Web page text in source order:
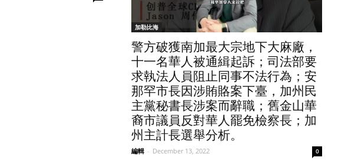
加勒比海
警方破獲南加最大宗地下大麻廠，
十一名華人被通緝起訴；司法部要
求執法人員阻止同事不法行為；安
那罕市長因涉賄賂案下臺，加州民
主黨秘書長涉案而辭職；舊金山華
裔市議員反對華人罷免檢察長；加
州主計長選舉分析。
編輯 - December 13, 2022 0